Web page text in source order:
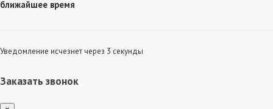
ближайшее время
Уведомление исчезнет через 3 секунды
Заказать звонок